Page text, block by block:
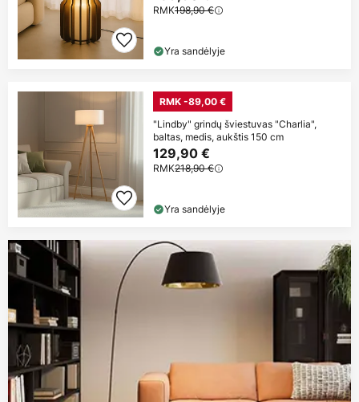
RMK198,90 €
Yra sandėlyje
RMK -89,00 €
"Lindby" grindų šviestuvas "Charlia",
baltas, medis, aukštis 150 cm
129,90 €
RMK218,90 €
Yra sandėlyje